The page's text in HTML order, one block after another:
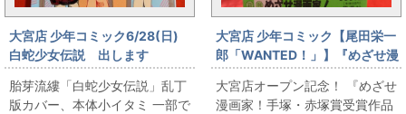
大宮店 少年コミック6/28(日)
白蛇少女伝説 出します
胎芽流縷「白蛇少女伝説」乱丁
版カバー、本体小イタミ 一部で
大宮店 少年コミック【尾田栄一
郎「WANTED！」】『めざせ漫
画家！手塚・赤塚賞受賞作品集
11』出します！
大宮店オープン記念！ 『めざせ
漫画家！手塚・赤塚賞受賞作品